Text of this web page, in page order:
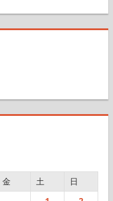
金 土
日